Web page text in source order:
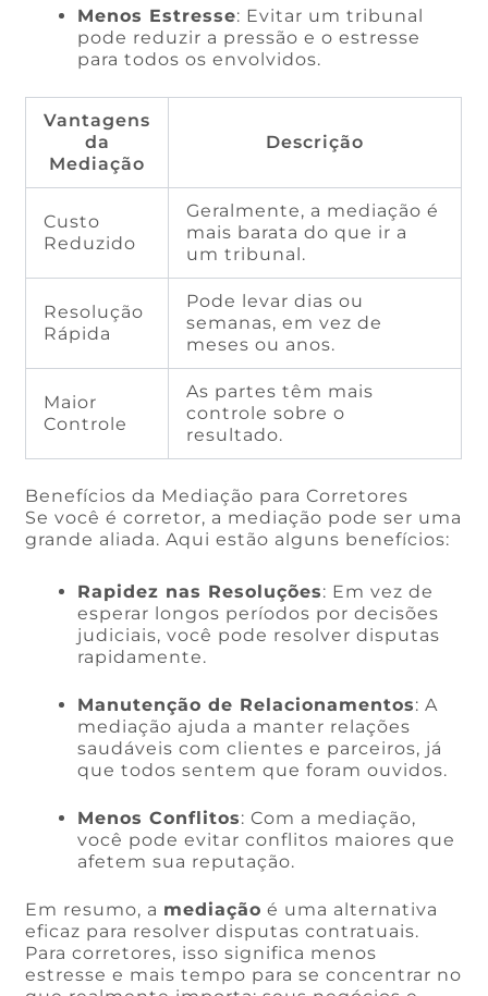
Menos Estresse: Evitar um tribunal
pode reduzir a pressão e o estresse
para todos os envolvidos.
Vantagens
da
Mediação
Descrição
Custo
Reduzido
Geralmente, a mediação é
mais barata do que ir a
um tribunal.
Resolução
Rápida
Pode levar dias ou
semanas, em vez de
meses ou anos.
Maior
Controle
As partes têm mais
controle sobre o
resultado.
Benefícios da Mediação para Corretores
Se você é corretor, a mediação pode ser uma
grande aliada. Aqui estão alguns benefícios:
Rapidez nas Resoluções: Em vez de
esperar longos períodos por decisões
judiciais, você pode resolver disputas
rapidamente.
Manutenção de Relacionamentos: A
mediação ajuda a manter relações
saudáveis com clientes e parceiros, já
que todos sentem que foram ouvidos.
Menos Conflitos: Com a mediação,
você pode evitar conflitos maiores que
afetem sua reputação.
Em resumo, a mediação é uma alternativa
eficaz para resolver disputas contratuais.
Para corretores, isso significa menos
estresse e mais tempo para se concentrar no